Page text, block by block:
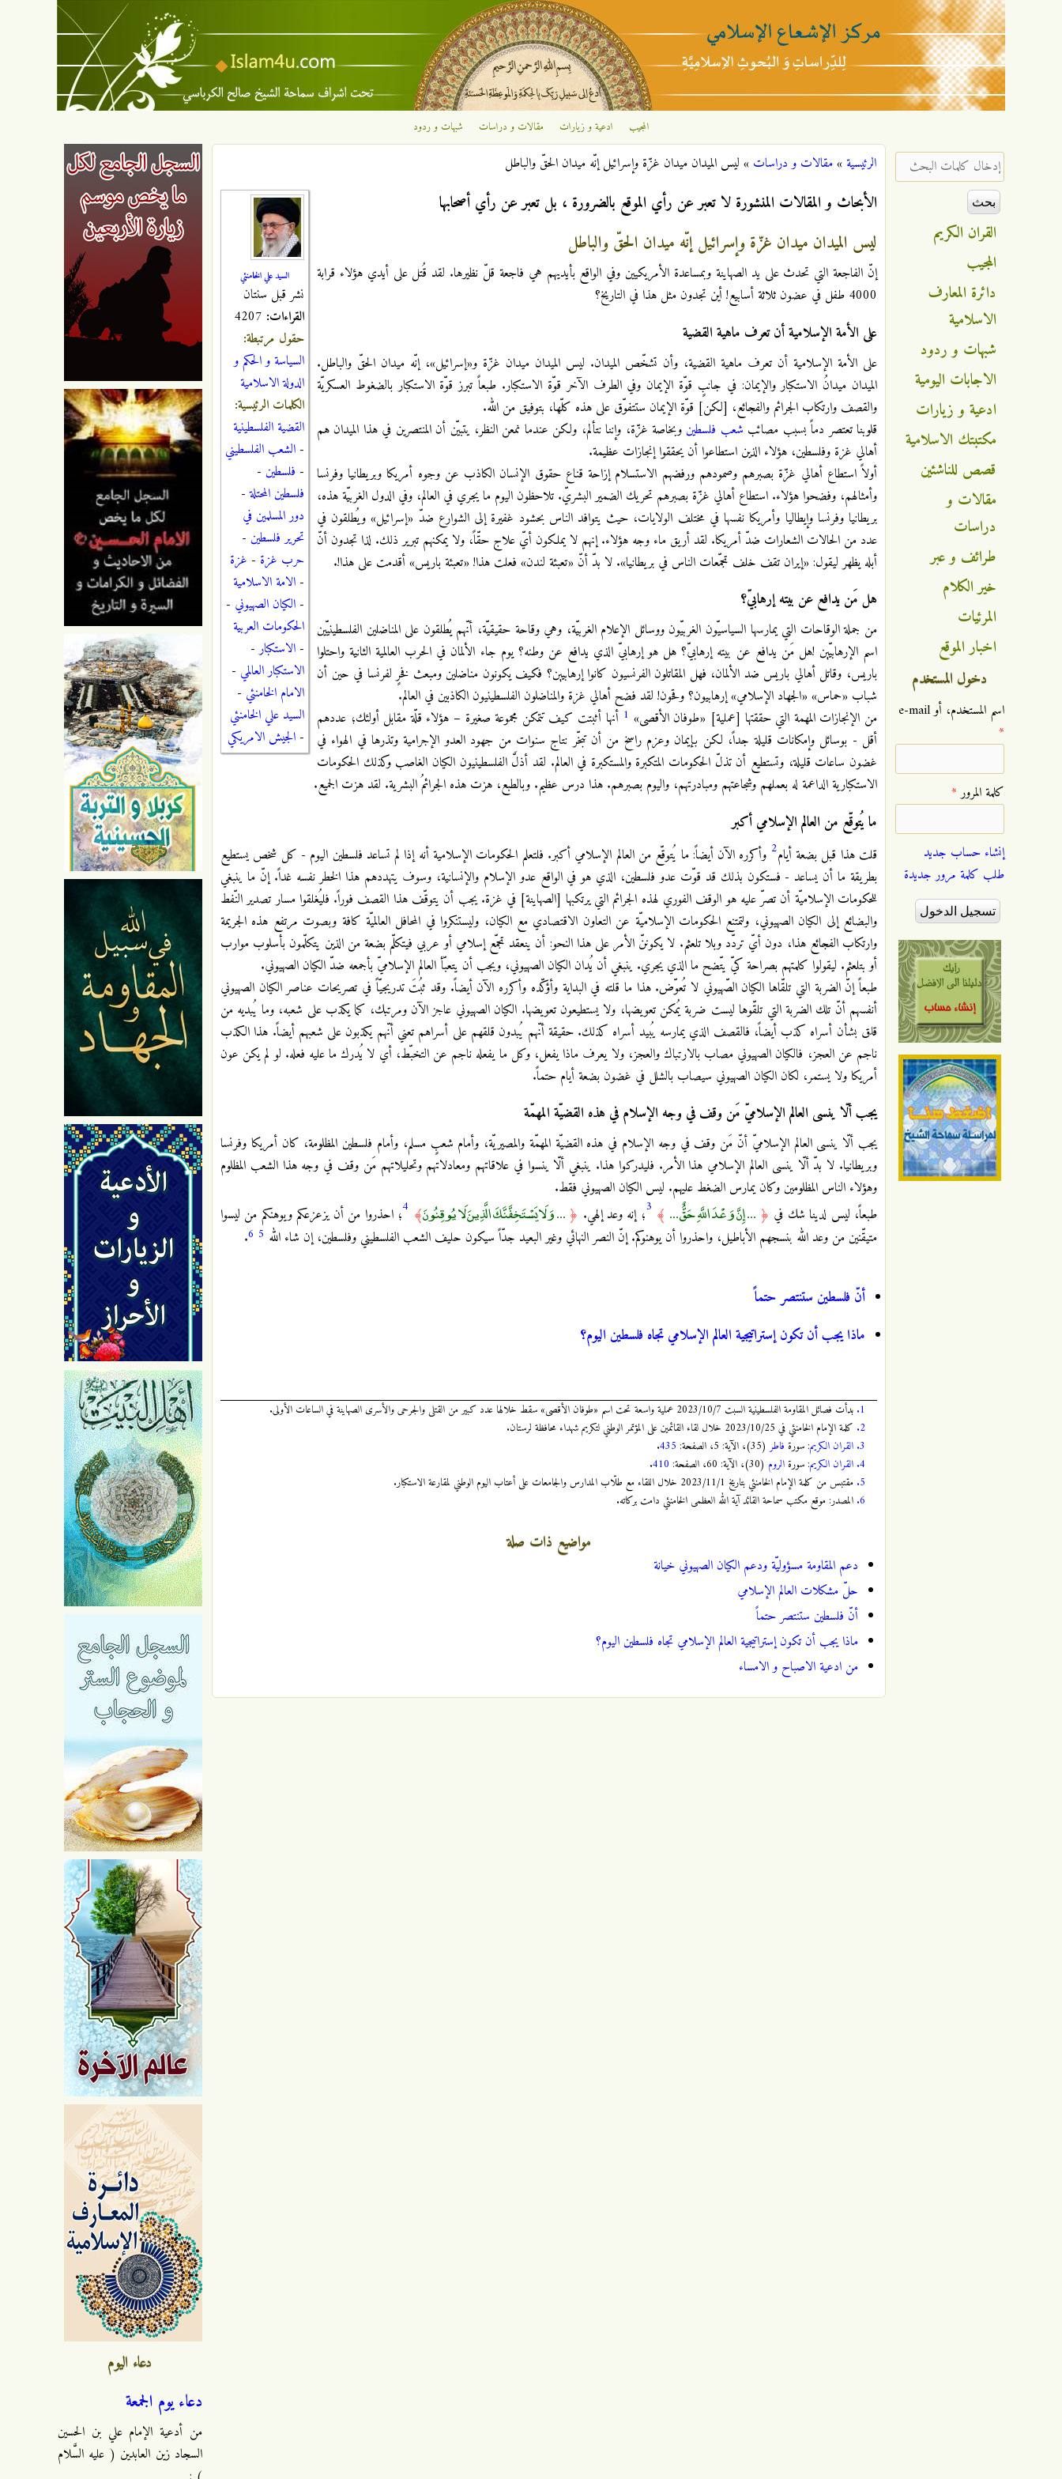
تجاوز إلى المحتوى الرئيسي
الإشعاع
الإسلامي
المجيب ادعية و زيارات مقالات و دراسات شبهات و ردود
أنت هنا
الرئيسية»مقالات و دراسات » ليس الميدان ميدان غزّة وإسرائيل إنّه ميدان الحقّ والباطل
السيد علي الخامنئي
نشر قبل سنتان
القراءات:
حقول مرتبطة:
السياسة و الحكم و
الدولة الاسلامية
الكلمات الرئيسية:
القضية الفلسطينية
- الشعب الفلسطيني
- فلسطين -
فلسطين المحتلة-
دور المسلمين في
تحرير فلسطين -
حرب غزة - غزة
- الامة الاسلامية
- الكيان الصهيوني -
الحكومات العربية
- الاستكبار-
الاستكبار العالمي -
الامام الخامنئي -
السيد علي الخامنئي
- الجيش الامريكي
الأبحاث و المقالات المنشورة لا تعبر عن رأي الموقع بالضرورة ، بل تعبر عن رأي أصحابها
ليس الميدان ميدان غزّة وإسرائيل إنّه ميدان الحقّ والباطل
إنّ الفاجعة التي تحدث على يد الصهاينة وبمساعدة الأمريكيين وفي الواقع بأيديهم هي فاجعة قلّ نظيرها. لقد قُتل على أيدي هؤلاء قرابة
4000 طفل في عضون ثلاثة أسابيع! أين تجدون مثل هذا في التاريخ؟
على الأمة الإسلامية أن تعرف ماهية القضية
على الأمة الإسلامية أن تعرف ماهية القضية، وأن تشخّص الميدان. ليس الميدان ميدان غزّة و«إسرائيل»، إنّه ميدان الحقّ والباطل.
الميدان ميدانُ الاستكبار والإيمان: في جانبٍ قوّة الإيمان وفي الطرف الآخر قوّة الاستكبار. طبعاً تبرز قوّة الاستكبار بالضغوط العسكريّة
والقصف وارتكاب الجرائم والفجائع، [لكن] قوّة الإيمان ستتفوّق على هذه كلّها، بتوفيق من الله.
قلوبنا تعتصر دماً بسبب مصائب شعب فلسطينوبخاصة غزّة، وإننا نتألم، ولكن عندما نمعن النظر، يتبيّن أن المنتصرين في هذا الميدان هم
أهالي غزة وفلسطين، هؤلاء الذين استطاعوا أن يحققوا إنجازات عظيمة.
أولاً استطاع أهالي غزّة بصبرهم وصمودهم ورفضهم الاستسلام إزاحة قناع حقوق الإنسان الكاذب عن وجوه أمريكا وبريطانيا وفرنسا
وأمثالهم، وفضحوا هؤلاء. استطاع أهالي غزّة بصبرهم تحريك الضمير البشريّ. تلاحظون اليوم ما يجري في العالم، وفي الدول الغربيّة هذه،
بريطانيا وفرنسا وإيطاليا وأمريكا نفسها في مختلف الولايات، حيث يتوافد الناس بحشود غفيرة إلى الشوارع ضدّ «إسرائيل» ويُطلقون في
عدد من الحالات الشعارات ضدّ أمريكا. لقد أريق ماء وجه هؤلاء. إنهم لا يملكون أيّ علاج حقّاً، ولا يمكنهم تبرير ذلك. لذا تجدون أنّ
أبله يظهر ليقول: «إيران تقف خلف تجمّعات الناس في بريطانيا». لا بدّ أنّ «تعبئة لندن» فعلت هذا! «تعبئة باريس» أقدمت على هذا!.
هل مَن يدافع عن بيته إرهابيّ؟
من جملة الوقاحات التي يمارسها السياسيّون الغربيّون ووسائل الإعلام الغربيّة، وهي وقاحة حقيقيّة، أنّهم يُطلقون على المناضلين الفلسطينيّين
اسم الإرهابيّين !هل مَن يدافع عن بيته إرهابيّ؟ هل هو إرهابيّ الذي يدافع عن وطنه؟ يوم جاء الألمان في الحرب العالمية الثانية واحتلوا
باريس، وقاتل أهالي باريس ضد الألمان، فهل المقاتلون الفرنسيون كانوا إرهابيين؟ فكيف يكونون مناضلين ومبعث فخرٍ لفرنسا في حين أن
شباب «حماس» «الجهاد الإسلامي» إرهابيون؟ وقحون! لقد فضح أهالي غزة والمناضلون الفلسطينيون الكاذبين في العالم.
من الإنجازات المهمة التي حققتها [عملية] «طوفان الأقصى» 1 أنها أثبتت كيف تتمكن مجموعة صغيرة – هؤلاء قلّة مقابل أولئك؛ عددهم
أقل - بوسائل وإمكانات قليلة جداً، لكن بإيمان وعزم راسخ من أن تبخّر نتاج سنوات من جهود العدو الإجرامية وتذرها في الهواء في
غضون ساعات قليلة، وتستطيع أن تذلّ الحكومات المتكبرة والمستكبرة في العالم. لقد أذلَّ الفلسطينيون الكيان الغاصب وكذلك الحكومات
الاستكبارية الداعمة له بعملهم وشجاعتهم ومبادرتهم، واليوم بصبرهم. هذا درس عظيم. وبالطبع، هزت هذه الجرائمُ البشرية. لقد هزت الجميع.
ما يُتوقّع من العالم الإسلامي أكبر
قلت هذا قبل بضعة أيام2 وأكرره الآن أيضاً: ما يُتوقّع من العالم الإسلامي أكبر. فلتعلم الحكومات الإسلامية أنه إذا لم تساعد فلسطين اليوم - كل شخص يستطيع
بطريقة ما أن يساعد - فستكون بذلك قد قوّت عدو فلسطين، الذي هو في الواقع عدو الإسلام والإنسانية، وسوف يتهددهم هذا الخطر نفسه غداً. إنّ ما ينبغي
للحكومات الإسلاميّة أن تصرّ عليه هو الوقف الفوري لهذه الجرائم التي يرتكبها [الصهاينة] في غزة. يجب أن يتوقّف هذا القصف فوراً. فليُغلقوا مسار تصدير النّفط
والبضائع إلى الكيان الصهيوني، ولتمتنع الحكومات الإسلاميّة عن التعاون الاقتصادي مع الكيان، وليستنكروا في المحافل العالميّة كافة وبصوت مرتفع هذه الجريمة
وارتكاب الفجائع هذا، دون أيّ تردّد وبلا تلعثم. لا يكوننّ الأمر على هذا النحو: أن ينعقد تجمّع إسلامي أو عربي فيتكلّم بضعة من الذين يتكلّمون بأسلوب موارب
أو بتلعثم. ليقولوا كلمتهم بصراحة كيّ يتّضح ما الذي يجري. ينبغي أن يُدان الكيان الصهيوني، ويجب أن يتعبّأ العالم الإسلاميّ بأجمعه ضدّ الكيان الصهيوني.
طبعاً إنّ الضربة التي تلقّاها الكيان الصّهيوني لا تُعوّض. هذا ما قلته في البداية وأؤكّده وأكرره الآن أيضاً. وقد ثبُتَ تدريجيّاً في تصريحات عناصر الكيان الصهيوني
أنفسهم أنّ تلك الضربة التي تلقّوها ليست ضربة يُمكن تعويضها، ولا يستطيعون تعويضها. الكيان الصهيوني عاجز الآن ومرتبك، كما يكذب على شعبه، وما يُبديه من
قلق بشأن أسراه كذب أيضاً، فالقصف الذي يمارسه يُبيد أسراه كذلك. حقيقة أنّهم يُبدون قلقهم على أسراهم تعني أنّهم يكذبون على شعبهم أيضاً. هذا الكذب
ناجم عن العجز، فالكيان الصهيوني مصاب بالارتباك والعجز، ولا يعرف ماذا يفعل، وكل ما يفعله ناجم عن التخبّط، أي لا يُدرك ما عليه فعله. لو لم يكن عون
أمريكا ولا يستمر، لكان الكيان الصهيوني سيصاب بالشلل في غضون بضعة أيام حتماً.
يجب ألّا ينسى العالم الإسلاميّ مَن وقف في وجه الإسلام في هذه القضيّة المهمّة
يجب ألّا ينسى العالم الإسلاميّ أنّ مَن وقف في وجه الإسلام في هذه القضيّة المهمّة والمصيريّة، وأمام شعبٍ مسلم، وأمام فلسطين المظلومة، كان أمريكا وفرنسا
وبريطانيا. لا بدّ ألّا ينسى العالم الإسلامي هذا الأمر. فليدركوا هذا. ينبغي ألّا ينسوا في علاقاتهم ومعادلاتهم وتحليلاتهم مَن وقف في وجه هذا الشعب المظلوم
وهؤلاء الناس المظلومين وكان يمارس الضغط عليهم. ليس الكيان الصهيوني فقط.
طبعاً، ليس لدينا شك في ﴿ ... إِنَّ وَعْدَ اللَّهِ حَقٌّ ... ﴾ 3؛ إنه وعد إلهي. ﴿ ... وَلَا يَسْتَخِفَّنَّكَ الَّذِينَ لَا يُوقِنُونَ﴾ 4؛ احذروا من أن يزعزعكم ويوهنكم من ليسوا
متيقّنين من وعد الله بنسجهم الأباطيل، واحذروا أن يوهنوكم. إنّ النصر النهائي وغير البعيد جدّاً سيكون حليف الشعب الفلسطيني وفلسطين، إن شاء الله 5
6
.
أنّ فلسطين ستنتصر حتماً
ماذا يجب أن تكون إستراتيجية العالم الإسلامي تجاه فلسطين اليوم؟
1. بدأت فصائل المقاومة الفلسطينية السبت 2023/10/7 عملية واسعة تحت اسم «طوفان الأقصى» سقط خلالها عدد كبير من القتلى والجرحى والأسرى الصهاينة في الساعات الأولى.
2. كلمة الإمام الخامنئي في 2023/10/25 خلال لقاء القائمين على المؤتمر الوطني لتكريم شهداء محافظة لرستان.
3. القران الكريم: سورة فاطر(35)، الآية: 5، الصفحة: 435
.
4. القران الكريم: سورةالروم (30)، الآية: 60، الصفحة: 410
.
5. مقتبس من كلمة الإمام الخامنئي بتاريخ 2023/11/1 خلال اللقاء مع طلّاب المدارس والجامعات على أعتاب اليوم الوطني لمقارعة الاستكبار.
6. المصدر: موقع مکتب سماحة القائد آية الله العظمى الخامنئي دامت بركاته.
مواضيع ذات صلة
دعم المقاومة مسؤوليّة ودعم الكيان الصهيوني خيانة
حلّ مشكلات العالم الإسلامي
أنّ فلسطين ستنتصر حتماً
ماذا يجب أن تكون إستراتيجية العالم الإسلامي تجاه فلسطين اليوم؟
من ادعية الاصباح و الامساء
دعاء اليوم
دعاء يوم الجمعة
من أدعية الإمام علي بن الحسين
السجاد زين العابدين ( عليه السَّلام
‏إدخال كلمات البحث ‏
القران الكريم
المجيب
دائرة المعارف
الاسلامية
شبهات و ردود
الاجابات اليومية
ادعية و زيارات
مكتبتك الاسلامية
قصص للناشئين
مقالات و
دراسات
طرائف و عبر
خير الكلام
المرئيات
اخبار الموقع
دخول المستخدم
‏اسم المستخدم، أو e-mail
*
‏كلمة المرور ‏*
إنشاء حساب جديد
طلب كلمة مرور جديدة